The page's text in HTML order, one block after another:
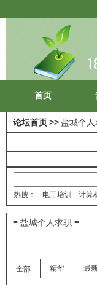
首页
论坛首页>>盐城个人
热搜： 电工培训 计算
≡ 盐城个人求职 ≡
全部 精华 最